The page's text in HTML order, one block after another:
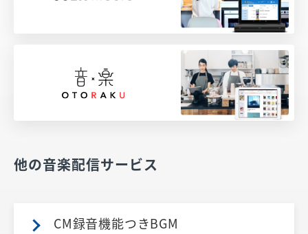
他の音楽配信サービス
CM録音機能つきBGM